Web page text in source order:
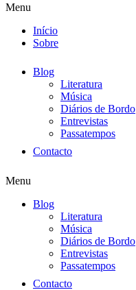
Menu
Início
Sobre
Blog
Literatura
Música
Diários de Bordo
Entrevistas
Passatempos
Contacto
Menu
Blog
Literatura
Música
Diários de Bordo
Entrevistas
Passatempos
Contacto